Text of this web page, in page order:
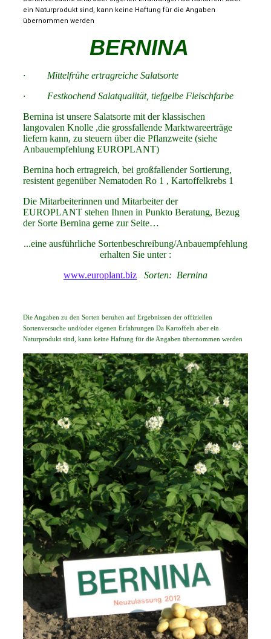
ein Naturprodukt sind, kann keine Haftung für die Angaben
übernommen werden
BERNINA
· Mittelfrühe ertragreiche Salatsorte
· Festkochend Salatqualität, tiefgelbe Fleischfarbe
Bernina ist unsere Salatsorte mit der klassischen
langovalen Knolle ,die grossfallende Marktwareerträge
liefern kann, zu steuern über die Pflanzweite (siehe
Anbauempfehlung EUROPLANT)
Bernina hoch ertragreich, bei großfallender Sortierung,
resistent gegenüber Nematoden Ro 1 , Kartoffelkrebs 1
Die Mitarbeiterinnen und Mitarbeiter der
EUROPLANT stehen Ihnen in Punkto Beratung, Bezug
der Sorte Bernina gerne zur Seite…
...eine ausführliche Sortenbeschreibung/Anbauempfehlung
erhalten Sie unter :
www.europlant.biz
Sorten: Bernina
Die Angaben zu den Sorten beruhen auf Ergebnissen der offiziellen
Sortenversuche und/oder eigenen Erfahrungen Da Kartoffeln aber ein
Naturprodukt sind, kann keine Haftung für die Angaben übernommen werden